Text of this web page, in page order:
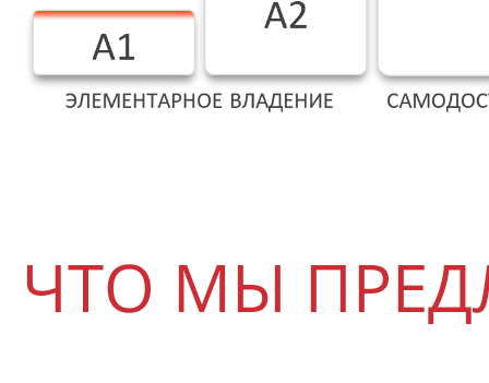
ЧТО МЫ